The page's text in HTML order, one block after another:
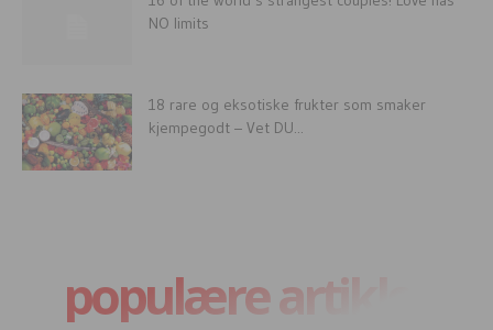
NO limits
18 rare og eksotiske frukter som smaker
kjempegodt – Vet DU...
populære artikler